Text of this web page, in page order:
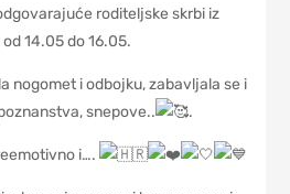
roditeljske skrbi iz
14.05 do 16.05.
nogomet i odbojku, zabavljala se i
snepove..
.
i….